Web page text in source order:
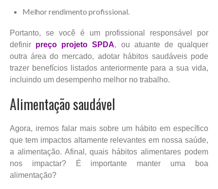
Melhor rendimento profissional.
Portanto, se você é um profissional responsável por
definir preço projeto SPDA, ou atuante de qualquer
outra área do mercado, adotar hábitos saudáveis pode
trazer benefícios listados anteriormente para a sua vida,
incluindo um desempenho melhor no trabalho.
Alimentação saudável
Agora, iremos falar mais sobre um hábito em específico
que tem impactos altamente relevantes em nossa saúde,
a alimentação. Afinal, quais hábitos alimentares podem
nos impactar? É importante manter uma boa
alimentação?